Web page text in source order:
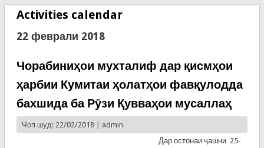
Activities calendar
22 феврали 2018
Чорабиниҳои мухталиф дар қисмҳои
ҳарбии Кумитаи ҳолатҳои фавқулодда
бахшида ба Рӯзи Қувваҳои мусаллаҳ
Чоп шуд: 22/02/2018 | admin
Дар остонаи ҷашни 25-